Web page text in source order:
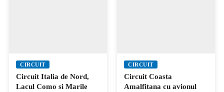
CIRCUIT
Circuit Italia de Nord,
Lacul Como si Marile
CIRCUIT
Circuit Coasta
Amalfitana cu avionul